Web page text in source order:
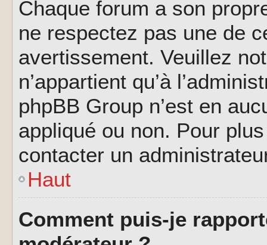
Chaque forum a son
ne respectez pas une de
avertissement. Veuillez
n’appartient qu’à
phpBB Group n’est en
appliqué ou non. Pour
contacter un
Haut
Comment puis-je